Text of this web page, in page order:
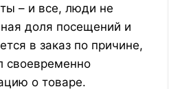
– и все, люди не
доля посещений и
в заказ по причине,
своевременно
о товаре.